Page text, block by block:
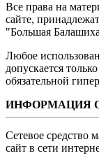
Все права на
сайте,
"Большая
Любое
допускается
обязательной
ИНФОРМАЦИЯ
Сетевое средство
сайт в сети